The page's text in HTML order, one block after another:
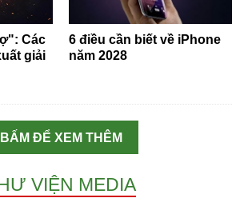
Các
giải
6 điều cần biết về iPhone
năm 2028
BẤM ĐỂ XEM THÊM
VIỆN MEDIA